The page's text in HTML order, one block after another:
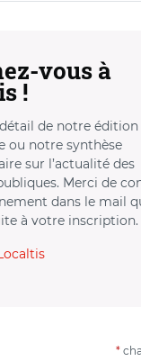
vous à
!
de notre édition
ou notre synthèse
sur l’actualité des
Merci de
dans le mail
à votre inscription.
*